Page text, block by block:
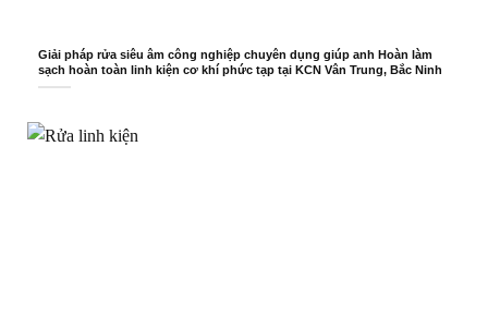
Giải pháp rửa siêu âm công nghiệp chuyên dụng giúp anh Hoàn làm
sạch hoàn toàn linh kiện cơ khí phức tạp tại KCN Vân Trung, Bắc Ninh